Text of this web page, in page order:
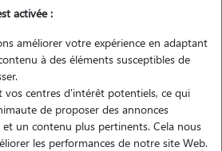
Contacter
demande est sans engagement
activée :
améliorer votre expérience en adaptant
à des éléments susceptibles de
vos centres d'intérêt potentiels, ce qui
de proposer des annonces
et un contenu plus pertinents. Cela nous
les performances de notre site Web.